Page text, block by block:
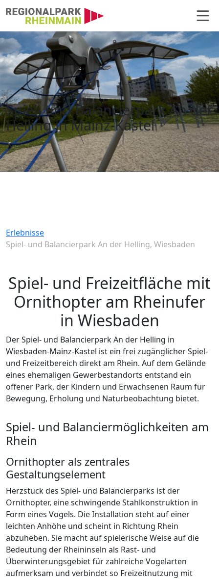
Spiel- und Balancierpark An der
Hauptnavigation
Spiel- und Balancierpark An der
Helling in Mainz-Kastel
Erlebnisse
Spiel- und Balancierpark An der Helling, Wiesbaden
Spiel- und Freizeitfläche mit
Ornithopter am Rheinufer
in Wiesbaden
Der Spiel- und Balancierpark An der Helling in
Wiesbaden-Mainz-Kastel ist ein frei zugänglicher Spiel-
und Freizeitbereich direkt am Rhein. Auf dem Gelände
eines ehemaligen Gewerbestandorts entstand ein
offener Park, der Kindern und Erwachsenen Raum für
Bewegung, Erholung und Naturbeobachtung bietet.
Spiel- und Balanciermöglichkeiten am
Rhein
Ornithopter als zentrales
Gestaltungselement
Herzstück des Spiel- und Balancierparks ist der
Ornithopter, eine schwingende Stahlkonstruktion in
Form eines Vogels. Die Installation steht auf einer
leichten Anhöhe und scheint in Richtung Rhein
abzuheben. Sie macht auf spielerische Weise auf die
Bedeutung der Rheininseln als Rast- und
Überwinterungsgebiet für zahlreiche Vogelarten
aufmerksam und verbindet so Freizeitnutzung mit